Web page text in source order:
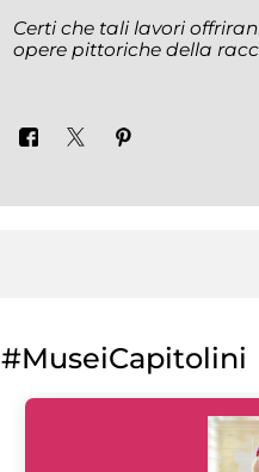
Certi che tali lavori
opere pittoriche della
#MuseiCapitolini